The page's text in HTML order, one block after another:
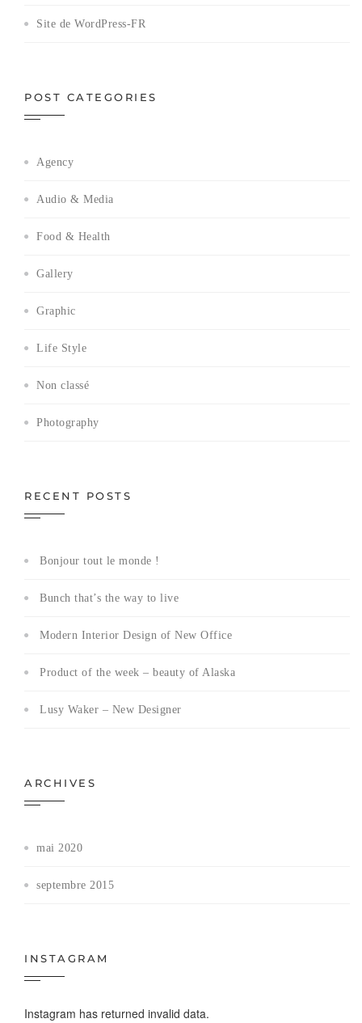
Site de WordPress-FR
POST CATEGORIES
Agency
Audio & Media
Food & Health
Gallery
Graphic
Life Style
Non classé
Photography
RECENT POSTS
Bonjour tout le monde !
Bunch that’s the way to live
Modern Interior Design of New Office
Product of the week – beauty of Alaska
Lusy Waker – New Designer
ARCHIVES
mai 2020
septembre 2015
INSTAGRAM
Instagram has returned invalid data.